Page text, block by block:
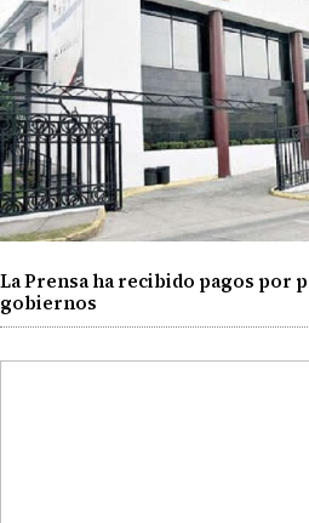
La Prensa ha recibido pagos por
gobiernos